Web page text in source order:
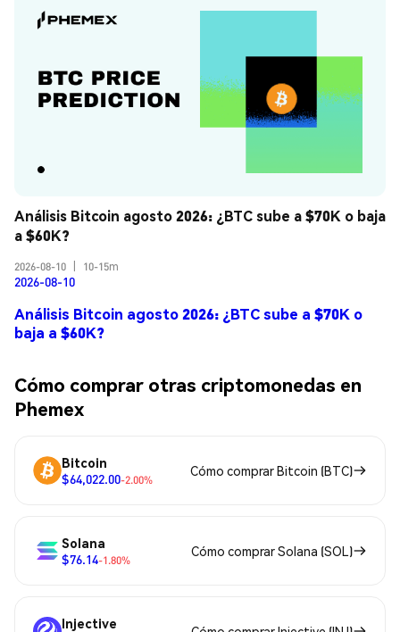
Análisis Bitcoin agosto 2026: ¿BTC sube a $70K o baja
a $60K?
2026-08-10 10-15m
2026-08-10
Análisis Bitcoin agosto 2026: ¿BTC sube a $70K o
baja a $60K?
Cómo comprar otras criptomonedas en
Phemex
Bitcoin
$64,022.00-2.00%
Cómo comprar Bitcoin (BTC)
Solana
$76.14-1.80%
Cómo comprar Solana (SOL)
Injective